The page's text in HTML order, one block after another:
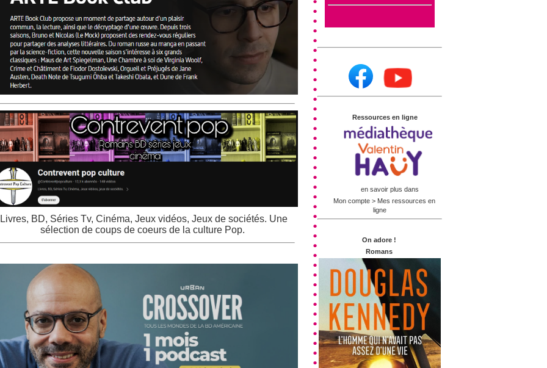
Livres, BD, Séries Tv, Cinéma, Jeux vidéos, Jeux de sociétés. Une
sélection de coups de coeurs de la culture Pop.
Ressources en ligne
en savoir plus dans
Mon compte > Mes ressources en
ligne
On adore !
Romans